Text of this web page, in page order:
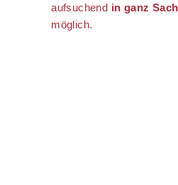
aufsuchend in ganz
möglich.